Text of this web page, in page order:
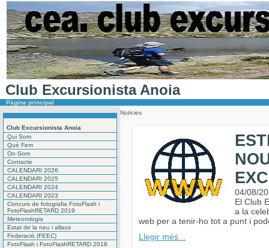
Club Excursionista Anoia
Pàgina principal
Club Excursionista Anoia
Qui Som
Què Fem
On Som
Contacte
CALENDARI 2026
CALENDARI 2025
CALENDARI 2024
CALENDARI 2023
Concurs de fotografia FotoFlash i
FotoFlashRETARD 2019
Meteorologia
Estat de la neu i allaus
Federació (FEEC)
FotoFlash i FotoFlashRETARD 2018
Noticies
04/08/
El Club
a la
web per a tenir-ho tot a punt i
Llegir més...